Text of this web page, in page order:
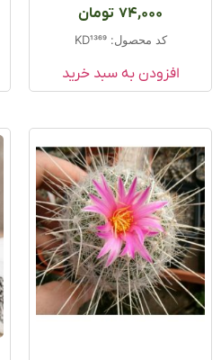
امتیاز
5.0074,000 تومان
کد محصول: KD1369
افزودن به سبد خرید